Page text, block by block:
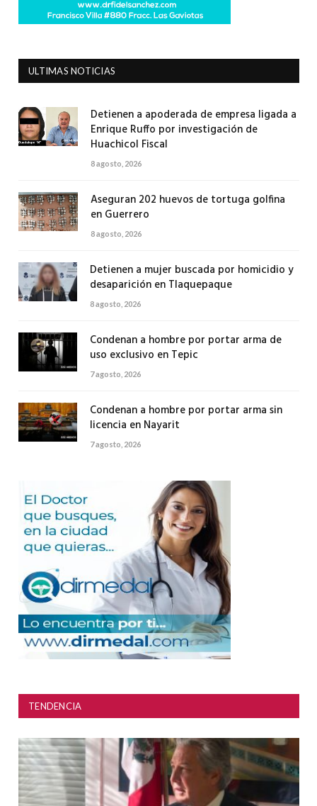
ULTIMAS NOTICIAS
Detienen a apoderada de empresa ligada a
Enrique Ruffo por investigación de
Huachicol Fiscal
8 agosto, 2026
Aseguran 202 huevos de tortuga golfina
en Guerrero
8 agosto, 2026
Detienen a mujer buscada por homicidio y
desaparición en Tlaquepaque
8 agosto, 2026
Condenan a hombre por portar arma de
uso exclusivo en Tepic
7 agosto, 2026
Condenan a hombre por portar arma sin
licencia en Nayarit
7 agosto, 2026
TENDENCIA